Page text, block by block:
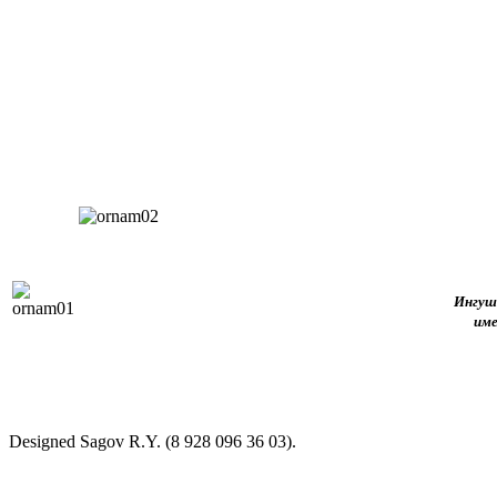
Designed Sagov R.Y. (8 928 096 36 03).